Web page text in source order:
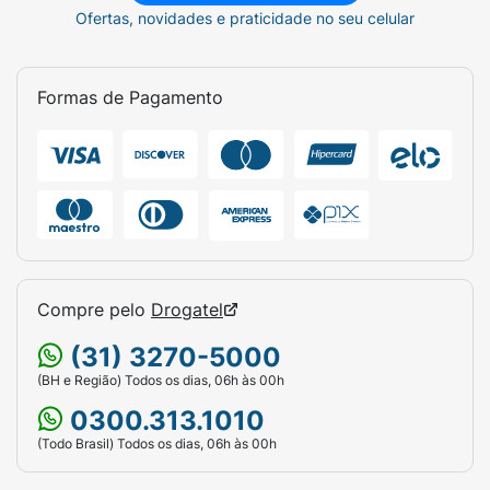
bem-estar dos consumidores. Com uma
fórmula eficaz, Strepsils se consolidou como
Strepsils pode ser encontrada nas principais
Limão está disponível em caixas com 8, 16 e
STREPSILS (flurbiprofeno) M.S. 1.7390.0003.
garganta.
SE PERSISTIREM OS SINTOMAS, O MÉDICO
DEVERÁ SER CONSULTADO.
Ofertas, novidades e praticidade no seu celular
Formas de Pagamento
Compre pelo Drogatel
(31) 3270-5000
(BH e Região) Todos os dias, 06h às 00h
0300.313.1010
(Todo Brasil) Todos os dias, 06h às 00h